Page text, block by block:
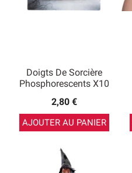
Doigts De Sorcière
Phosphorescents X10
2,80 €
AJOUTER AU PANIER